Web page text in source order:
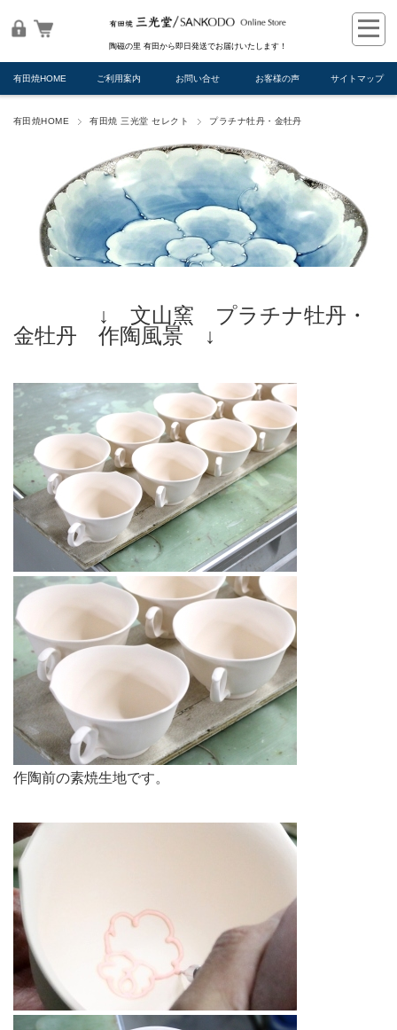
陶磁の里 有田から即日発送でお届けいたします！
有田焼HOME ご利用案内 お問い合せ お客様の声 サイトマップ
有田焼HOME 有田焼 三光堂 セレクト プラチナ牡丹・金牡丹
↓ 文山窯 プラチナ牡丹・
金牡丹 作陶風景 ↓
作陶前の素焼生地です。